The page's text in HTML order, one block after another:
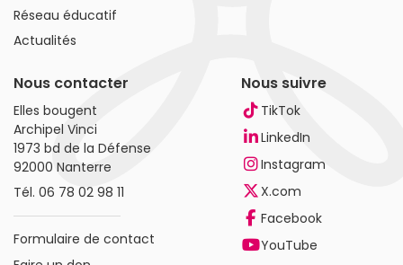
Réseau éducatif
Actualités
Nous contacter
Elles bougent
Archipel Vinci
1973 bd de la Défense
92000 Nanterre
Tél. 06 78 02 98 11
Formulaire de contact
Nous suivre
TikTok
LinkedIn
Instagram
X.com
Facebook
YouTube